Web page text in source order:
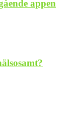
appen